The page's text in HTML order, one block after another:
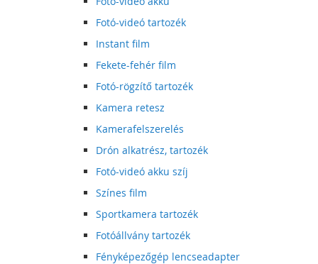
Fotó-videó tartozék
Instant film
Fekete-fehér film
Fotó-rögzítő tartozék
Kamera retesz
Kamerafelszerelés
Drón alkatrész, tartozék
Fotó-videó akku szíj
Színes film
Sportkamera tartozék
Fotóállvány tartozék
Fényképezőgép lencseadapter